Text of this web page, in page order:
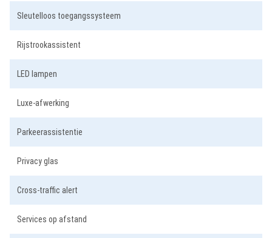
Sleutelloos toegangssysteem
Rijstrookassistent
LED lampen
Luxe-afwerking
Parkeerassistentie
Privacy glas
Cross-traffic alert
Services op afstand